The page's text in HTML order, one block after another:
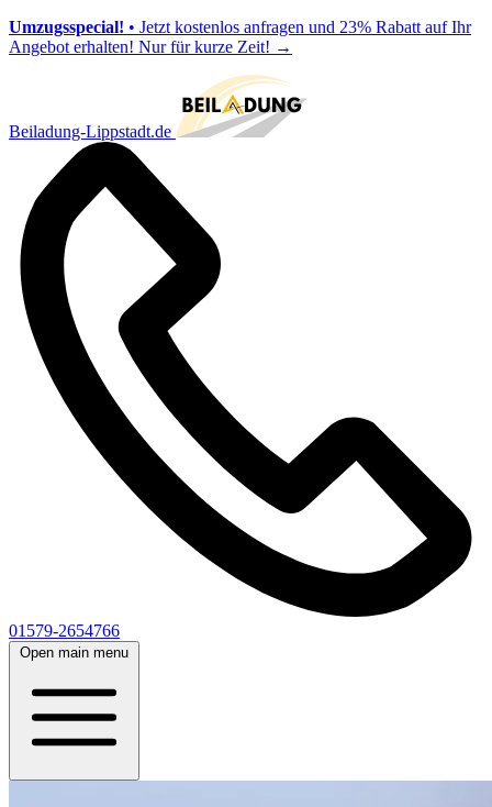
Umzugsspecial! • Jetzt kostenlos anfragen und 23% Rabatt auf Ihr
Angebot erhalten! Nur für kurze Zeit! →
Beiladung-Lippstadt.de
01579-2654766
Open main menu